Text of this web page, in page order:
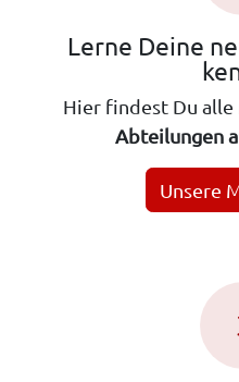
Lerne Deine
Hier findest Du
Abteilungen
Unsere